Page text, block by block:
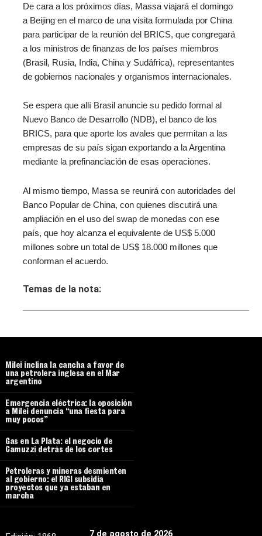
De cara a los próximos días, Massa viajará el domingo
a Beijing en el marco de una visita formulada por China
para participar de la reunión del BRICS, que congregará
a los ministros de finanzas de los países miembros
(Brasil, Rusia, India, China y Sudáfrica), representantes
de gobiernos nacionales y organismos internacionales.
Se espera que allí Brasil anuncie su pedido formal al
Nuevo Banco de Desarrollo (NDB), el banco de los
BRICS, para que aporte los avales que permitan a las
empresas de su país sigan exportando a la Argentina
mediante la prefinanciación de esas operaciones.
Al mismo tiempo, Massa se reunirá con autoridades del
Banco Popular de China, con quienes discutirá una
ampliación en el uso del swap de monedas con ese
país, que hoy alcanza el equivalente de US$ 5.000
millones sobre un total de US$ 18.000 millones que
conforman el acuerdo.
Temas de la nota:
7 de agosto de 2026
Milei inclina la cancha a favor de
una petrolera inglesa en el Mar
argentino
Emergencia eléctrica: la oposición
a Milei denuncia “una fiesta para
muy pocos”
Gas en La Plata: el negocio de
Camuzzi detrás de los cortes
Petroleras y mineras desmienten
al gobierno: el RIGI subsidia
proyectos que ya estaban en
marcha